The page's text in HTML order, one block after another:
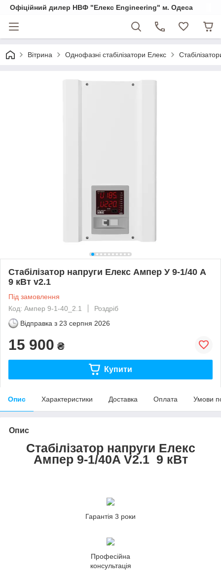
Офіційний дилер НВФ "Елекс Engineering" м. Одеса
Вітрина Однофазні стабілізатори Елекс
Стабілізатор напруги Елекс Ампер У 9-1/40 А
9 кВт v2.1
Під замовлення
Код: Ампер 9-1-40_2.1
Роздріб
Відправка з 23 серпня 2026
15 900 ₴
Купити
Опис Характеристики Доставка Оплата Умови
Опис
Стабілізатор напруги Елекс
Ампер 9-1/40A V2.1 9 кВт
Гарантія 3 роки
Професійна
консультація